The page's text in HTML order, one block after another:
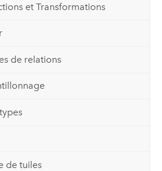
et Transformations
de relations
de tuiles